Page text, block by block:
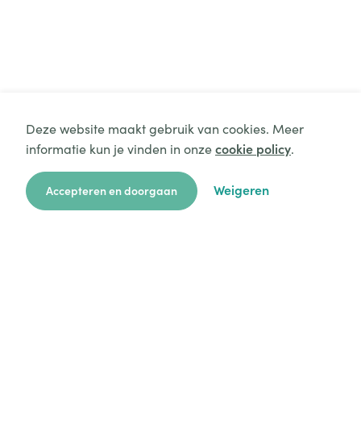
Deze website maakt gebruik van cookies. Meer
informatie kun je vinden in onzecookie policy.
Accepteren en doorgaan Weigeren